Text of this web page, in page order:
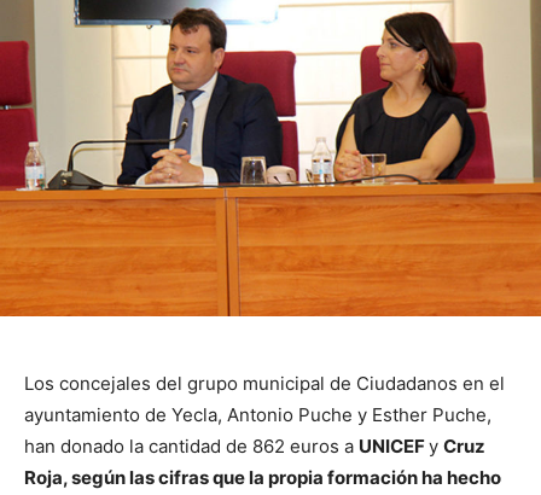
Los concejales del grupo municipal de Ciudadanos en el
ayuntamiento de Yecla, Antonio Puche y Esther Puche,
han donado la cantidad de 862 euros a UNICEFy Cruz
Roja, según las cifras que la propia formación ha hecho